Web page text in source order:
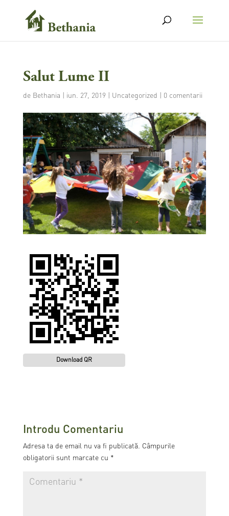
Salut Lume II
de Bethania iun. 27, 2019 Uncategorized 0 comentarii
Download QR
Introdu Comentariu
Adresa ta de email nu va fi publicată.
Câmpurile
obligatorii sunt marcate cu *